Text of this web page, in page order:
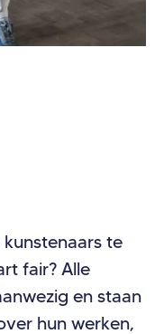
te
fair? Alle
en staan
hun werken,